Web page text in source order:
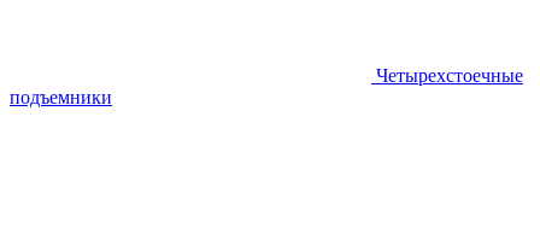
Четырехстоечные
подъемники